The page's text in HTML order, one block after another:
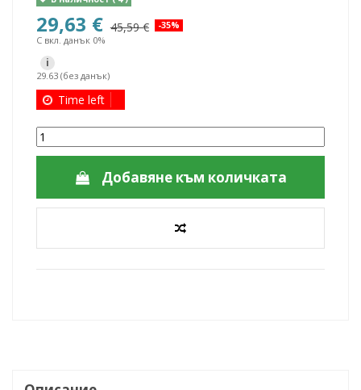
29,63 € 45,59 € -35%
С вкл. данък 0%
i
29.63 (без данък)
Time left
Добавяне към количката